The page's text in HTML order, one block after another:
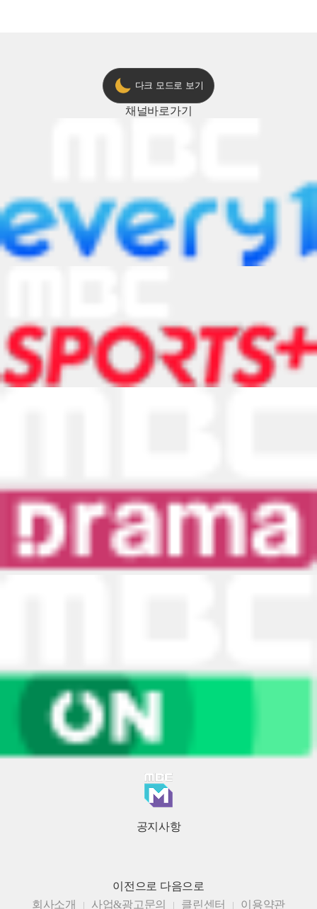
다크 모드로 보기
채널바로가기
공지사항
이전으로 다음으로
회사소개
사업&광고문의 클린센터 이용약관